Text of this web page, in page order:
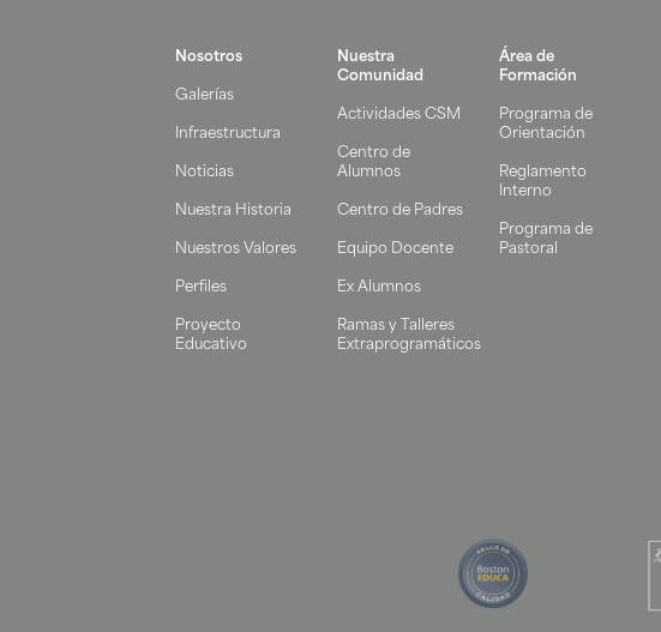
Nosotros
Galerías
Infraestructura
Noticias
Nuestra Historia
Nuestros Valores
Perfiles
Proyecto
Educativo
Nuestra
Comunidad
Actividades CSM
Centro de
Alumnos
Centro de Padres
Equipo Docente
Ex Alumnos
Ramas y Talleres
Extraprogramáticos
Área de
Formación
Programa de
Orientación
Reglamento
Interno
Programa de
Pastoral